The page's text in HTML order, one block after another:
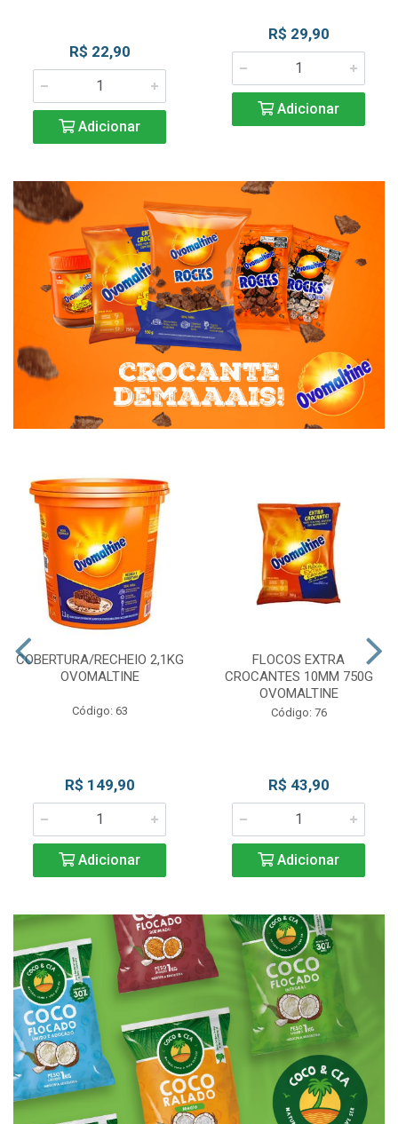
R$ 22,90
Adicionar
R$ 29,90
Adicionar
COBERTURA/RECHEIO 2,1KG
OVOMALTINE
Código: 63
R$ 149,90
Adicionar
FLOCOS EXTRA
CROCANTES 10MM 750G
OVOMALTINE
Código: 76
R$ 43,90
Adicionar